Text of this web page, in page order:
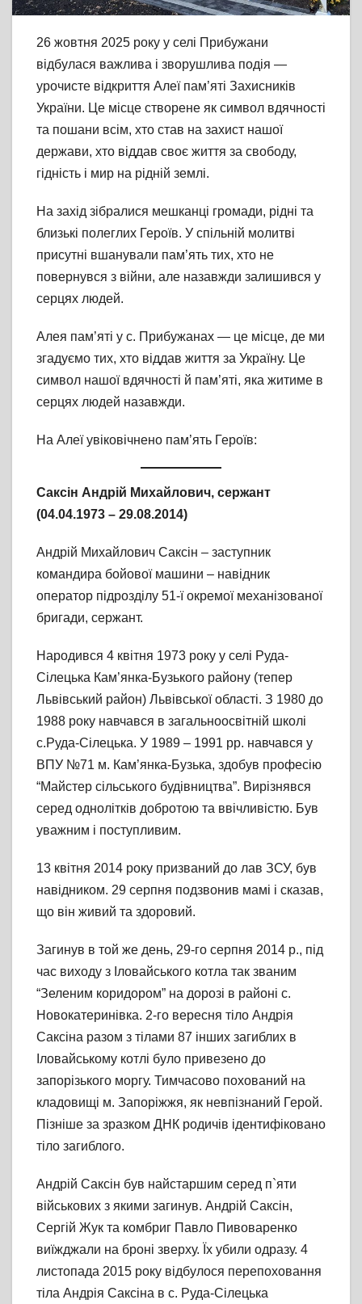
26 жовтня 2025 року у селі Прибужани
відбулася важлива і зворушлива подія —
урочисте відкриття Алеї пам’яті Захисників
України. Це місце створене як символ вдячності
та пошани всім, хто став на захист нашої
держави, хто віддав своє життя за свободу,
гідність і мир на рідній землі.
На захід зібралися мешканці громади, рідні та
близькі полеглих Героїв. У спільній молитві
присутні вшанували пам’ять тих, хто не
повернувся з війни, але назавжди залишився у
серцях людей.
Алея пам’яті у с. Прибужанах — це місце, де ми
згадуємо тих, хто віддав життя за Україну. Це
символ нашої вдячності й пам’яті, яка житиме в
серцях людей назавжди.
На Алеї увіковічнено пам’ять Героїв:
Саксін Андрій Михайлович, сержант
(04.04.1973 – 29.08.2014)
Андрій Михайлович Саксін – заступник
командира бойової машини – навідник
оператор підрозділу 51-ї окремої механізованої
бригади, сержант.
Народився 4 квітня 1973 року у селі Руда-
Сілецька Кам’янка-Бузького району (тепер
Львівський район) Львівської області. З 1980 до
1988 року навчався в загальноосвітній школі
с.Руда-Сілецька. У 1989 – 1991 рр. навчався у
ВПУ №71 м. Кам’янка-Бузька, здобув професію
“Майстер сільського будівництва”. Вирізнявся
серед однолітків добротою та ввічливістю. Був
уважним і поступливим.
13 квітня 2014 року призваний до лав ЗСУ, був
навідником. 29 серпня подзвонив мамі і сказав,
що він живий та здоровий.
Загинув в той же день, 29-го серпня 2014 р., під
час виходу з Іловайського котла так званим
“Зеленим коридором” на дорозі в районі с.
Новокатеринівка. 2-го вересня тіло Андрія
Саксіна разом з тілами 87 інших загиблих в
Іловайському котлі було привезено до
запорізького моргу. Тимчасово похований на
кладовищі м. Запоріжжя, як невпізнаний Герой.
Пізніше за зразком ДНК родичів ідентифіковано
тіло загиблого.
Андрій Саксін був найстаршим серед п`яти
військових з якими загинув. Андрій Саксін,
Сергій Жук та комбриг Павло Пивоваренко
виїжджали на броні зверху. Їх убили одразу. 4
листопада 2015 року відбулося перепоховання
тіла Андрія Саксіна в с. Руда-Сілецька